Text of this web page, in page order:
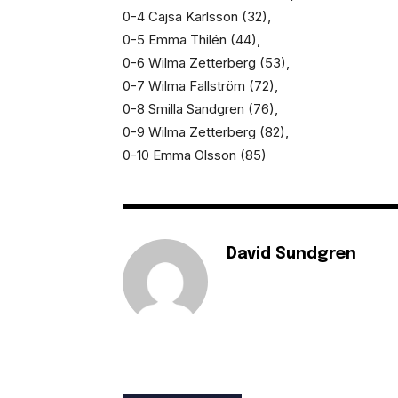
0-4 Cajsa Karlsson (32),
0-5 Emma Thilén (44),
0-6 Wilma Zetterberg (53),
0-7 Wilma Fallström (72),
0-8 Smilla Sandgren (76),
0-9 Wilma Zetterberg (82),
0-10 Emma Olsson (85)
David Sundgren